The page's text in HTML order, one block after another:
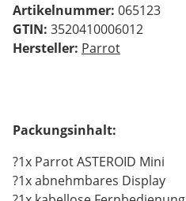
Artikelnummer: 065123
GTIN: 3520410006012
Hersteller: Parrot
Packungsinhalt:
?1x Parrot ASTEROID Mini
?1x abnehmbares Display